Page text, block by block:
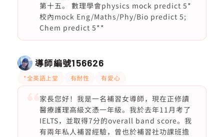
第十五。 數理學會physics mock predict 5*
校內mock Eng/Maths/Phy/Bio predict 5;
Chem predict 5**
導師編號156626
*全英語上堂 有耐性 有愛心
家長您好！我是一名補習女導師，現在正修讀
醫療護理高級文憑一年級。我於去年11月考了
IELTS，並取得7分的overall band score。我
有兩年私人補習經驗，曾也於補習社功課班擔